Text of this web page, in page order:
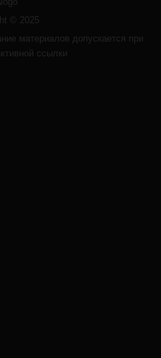
© 2025
материалов допускается при
ссылки